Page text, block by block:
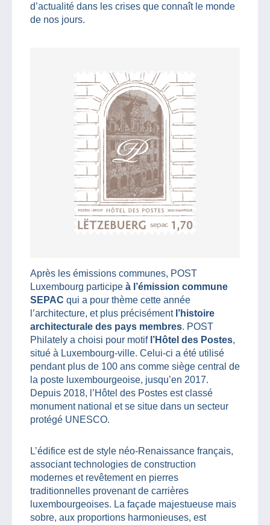
d’actualité dans les crises que connaît le monde
de nos jours.
Après les émissions communes, POST
Luxembourg participe à l’émission commune
SEPAC qui a pour thème cette année
l’architecture, et plus précisément l’histoire
architecturale des pays membres. POST
Philately a choisi pour motif l’Hôtel des Postes,
situé à Luxembourg-ville. Celui-ci a été utilisé
pendant plus de 100 ans comme siège central de
la poste luxembourgeoise, jusqu’en 2017.
Depuis 2018, l’Hôtel des Postes est classé
monument national et se situe dans un secteur
protégé UNESCO.
L’édifice est de style néo-Renaissance français,
associant technologies de construction
modernes et revêtement en pierres
traditionnelles provenant de carrières
luxembourgeoises. La façade majestueuse mais
sobre, aux proportions harmonieuses, est